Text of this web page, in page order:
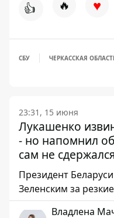
👍 🔥 ♥
СБУ ЧЕРКАССКАЯ
23:31, 15 июня
Лукашенко
- но напомнил
сам не
Президент
Зеленским за
Владлена